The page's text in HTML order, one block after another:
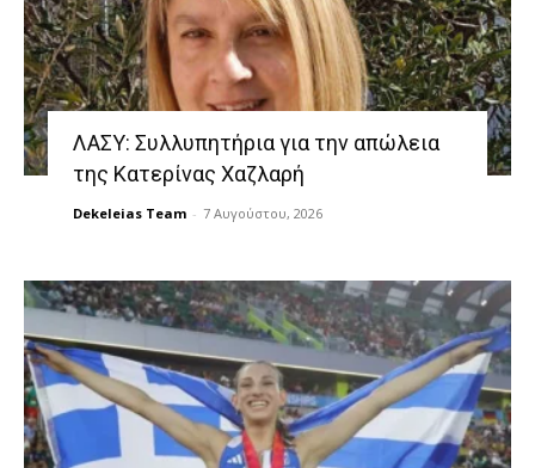
ΛΑΣΥ: Συλλυπητήρια για την απώλεια
της Κατερίνας Χαζλαρή
Dekeleias Team - 7 Αυγούστου, 2026